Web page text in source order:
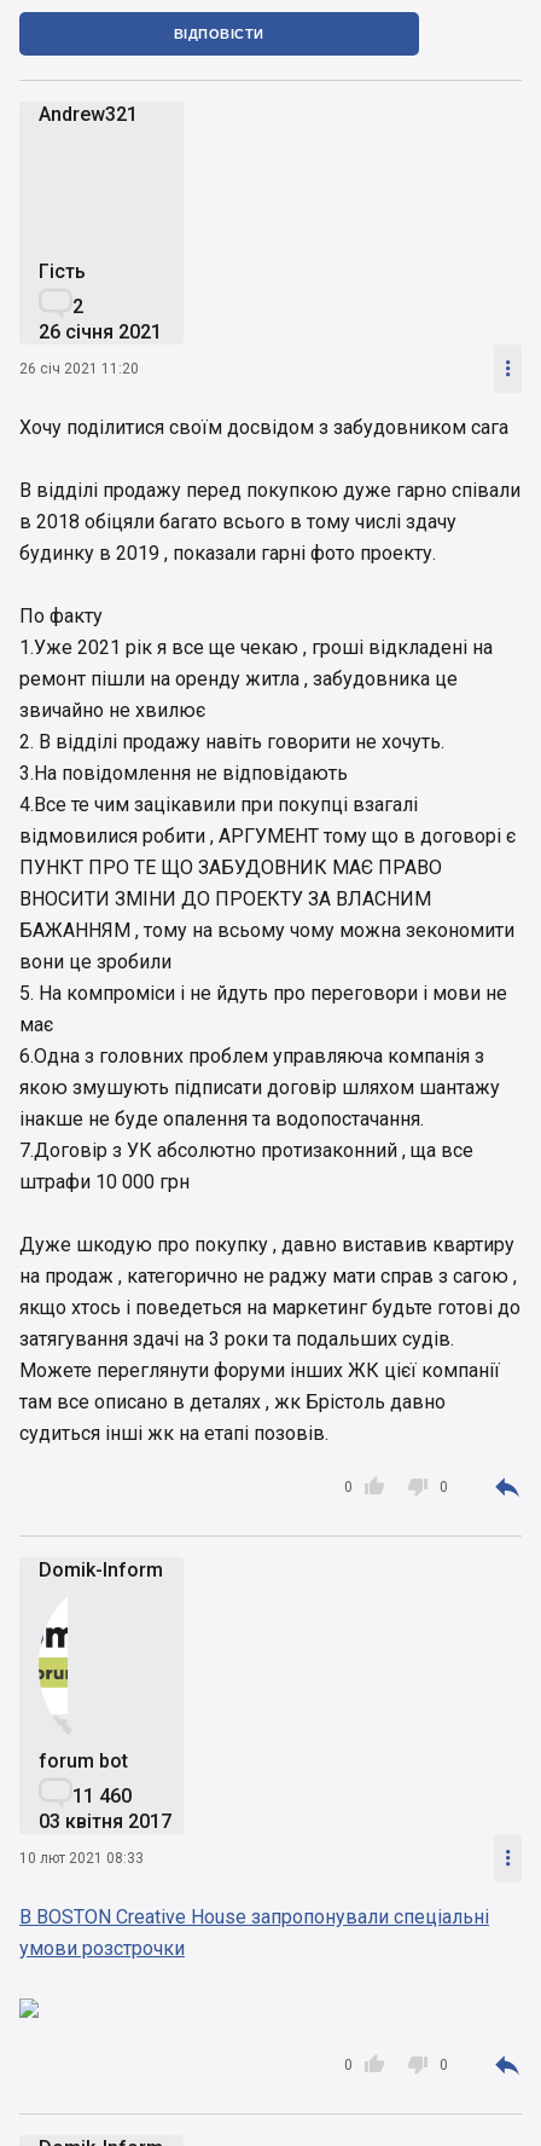
ВІДПОВІСТИ
Andrew321
Гість
2
26 січня 2021
26 січ 2021 11:20 
Хочу поділитися своїм досвідом з забудовником сага
В відділі продажу перед покупкою дуже гарно співали
в 2018 обіцяли багато всього в тому числі здачу
будинку в 2019 , показали гарні фото проекту.
По факту
1.Уже 2021 рік я все ще чекаю , гроші відкладені на
ремонт пішли на оренду житла , забудовника це
звичайно не хвилює
2. В відділі продажу навіть говорити не хочуть.
3.На повідомлення не відповідають
4.Все те чим зацікавили при покупці взагалі
відмовилися робити , АРГУМЕНТ тому що в договорі є
ПУНКТ ПРО ТЕ ЩО ЗАБУДОВНИК МАЄ ПРАВО
ВНОСИТИ ЗМІНИ ДО ПРОЕКТУ ЗА ВЛАСНИМ
БАЖАННЯМ , тому на всьому чому можна зекономити
вони це зробили
5. На компроміси і не йдуть про переговори і мови не
має
6.Одна з головних проблем управляюча компанія з
якою змушують підписати договір шляхом шантажу
інакше не буде опалення та водопостачання.
7.Договір з УК абсолютно протизаконний , ща все
штрафи 10 000 грн
Дуже шкодую про покупку , давно виставив квартиру
на продаж , категорично не раджу мати справ з сагою ,
якщо хтось і поведеться на маркетинг будьте готові до
затягування здачі на 3 роки та подальших судів.
Можете переглянути форуми інших ЖК цієї компанії
там все описано в деталях , жк Брістоль давно
судиться інші жк на етапі позовів.

0  0 
Domik-Inform


forum bot
11 460
03 квітня 2017
10 лют 2021 08:33 
В BOSTON Creative House запропонували спеціальні
умови розстрочки

0  0 